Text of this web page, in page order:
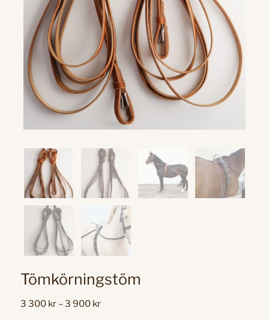
Tömkörningstöm
3 300 kr –3 900 krPrisintervall: